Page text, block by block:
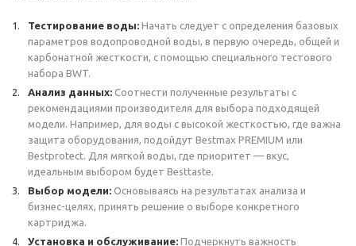
Тестирование воды: Начать следует с определения базовых
параметров водопроводной воды, в первую очередь, общей и
карбонатной жесткости, с помощью специального тестового
набора BWT.
Анализ данных: Соотнести полученные результаты с
рекомендациями производителя для выбора подходящей
модели. Например, для воды с высокой жесткостью, где важна
защита оборудования, подойдут Bestmax PREMIUM или
Bestprotect. Для мягкой воды, где приоритет — вкус,
идеальным выбором будет Besttaste.
Выбор модели: Основываясь на результатах анализа и
бизнес-целях, принять решение о выборе конкретного
картриджа.
Установка и обслуживание: Подчеркнуть важность